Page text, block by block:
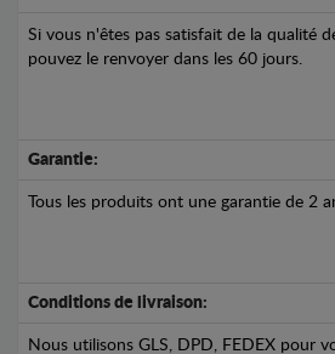
Si vous n'êtes pas satisfait de la qualité
pouvez le renvoyer dans les 60 jours.
Garantie:
Tous les produits ont une garantie de 2
Conditions de livraison:
Nous utilisons GLS, DPD, FEDEX pour